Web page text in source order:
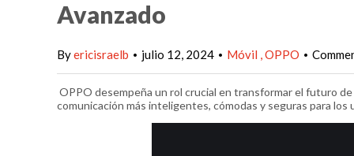
Avanzado
Byericisraelb • julio 12, 2024 • Móvil OPPO •
OPPO desempeña un rol crucial en transformar el futuro
comunicación más inteligentes, cómodas y seguras para los